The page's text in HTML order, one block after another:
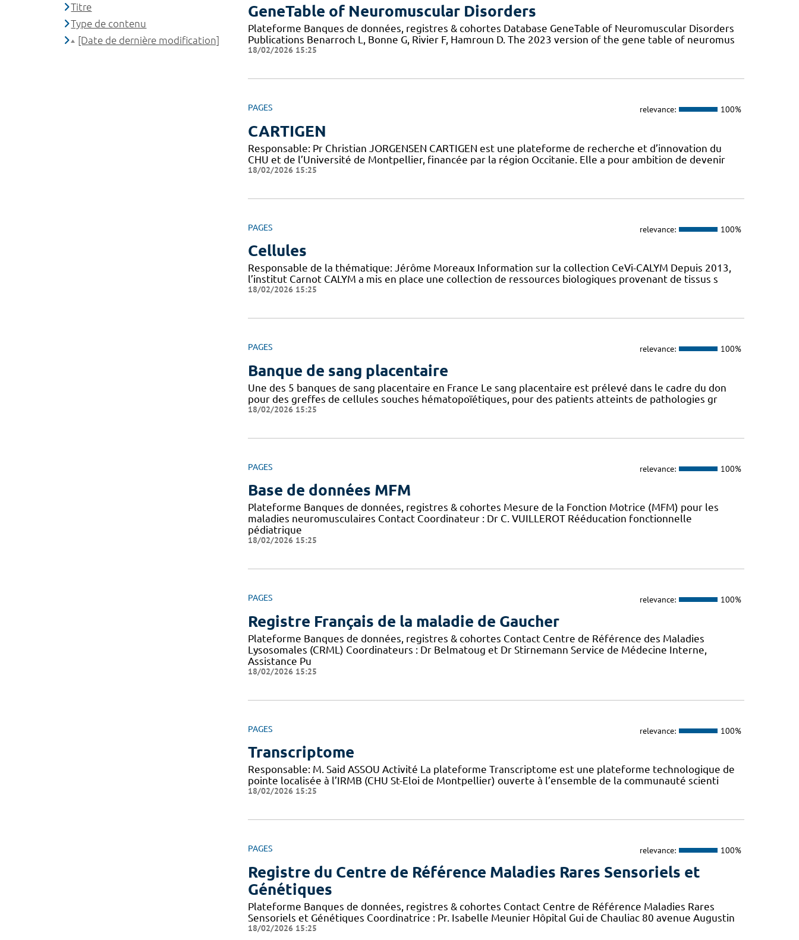
GeneTable of Neuromuscular Disorders
Plateforme Banques de données, registres & cohortes Database GeneTable of Neuromuscular Disorders
Publications Benarroch L, Bonne G, Rivier F, Hamroun D. The 2023 version of the gene table of neuromus
18/02/2026 15:25
PAGES relevance: 100%
CARTIGEN
Responsable: Pr Christian JORGENSEN CARTIGEN est une plateforme de recherche et d’innovation du
CHU et de l’Université de Montpellier, financée par la région Occitanie. Elle a pour ambition de devenir
18/02/2026 15:25
PAGES relevance: 100%
Cellules
Responsable de la thématique: Jérôme Moreaux Information sur la collection CeVi-CALYM Depuis 2013,
l’institut Carnot CALYM a mis en place une collection de ressources biologiques provenant de tissus s
18/02/2026 15:25
PAGES relevance: 100%
Banque de sang placentaire
Une des 5 banques de sang placentaire en France Le sang placentaire est prélevé dans le cadre du don
pour des greffes de cellules souches hématopoïétiques, pour des patients atteints de pathologies gr
18/02/2026 15:25
PAGES relevance: 100%
Base de données MFM
Plateforme Banques de données, registres & cohortes Mesure de la Fonction Motrice (MFM) pour les
maladies neuromusculaires Contact Coordinateur : Dr C. VUILLEROT Rééducation fonctionnelle
pédiatrique
18/02/2026 15:25
PAGES relevance: 100%
Registre Français de la maladie de Gaucher
Plateforme Banques de données, registres & cohortes Contact Centre de Référence des Maladies
Lysosomales (CRML) Coordinateurs : Dr Belmatoug et Dr Stirnemann Service de Médecine Interne,
Assistance Pu
18/02/2026 15:25
PAGES relevance: 100%
Transcriptome
Responsable: M. Said ASSOU Activité La plateforme Transcriptome est une plateforme technologique de
pointe localisée à l’IRMB (CHU St-Eloi de Montpellier) ouverte à l’ensemble de la communauté scienti
18/02/2026 15:25
PAGES relevance: 100%
Registre du Centre de Référence Maladies Rares Sensoriels et
Génétiques
Plateforme Banques de données, registres & cohortes Contact Centre de Référence Maladies Rares
Sensoriels et Génétiques Coordinatrice : Pr. Isabelle Meunier Hôpital Gui de Chauliac 80 avenue Augustin
18/02/2026 15:25
Titre
Type de contenu
[Date de dernière modification]